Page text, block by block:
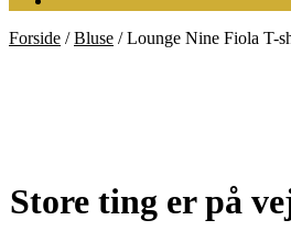
Forside /Bluse /Lounge Nine Fiola T-
Store ting er på